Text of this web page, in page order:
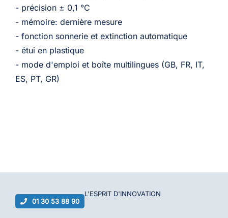
- précision ± 0,1 °C
- mémoire: dernière mesure
- fonction sonnerie et extinction automatique
- étui en plastique
- mode d'emploi et boîte multilingues (GB, FR, IT,
ES, PT, GR)
L'ESPRIT D'INNOVATION
01 30 53 88 90